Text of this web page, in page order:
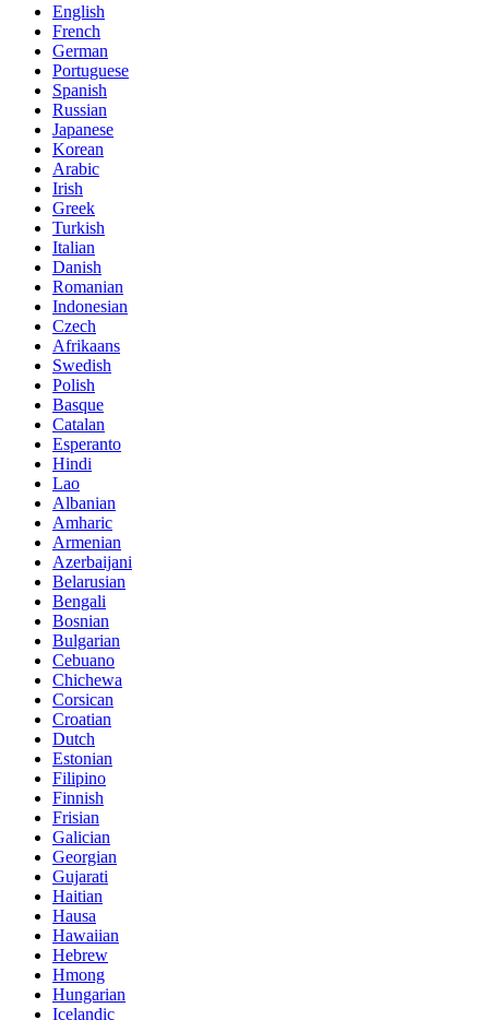
English
French
German
Portuguese
Spanish
Russian
Japanese
Korean
Arabic
Irish
Greek
Turkish
Italian
Danish
Romanian
Indonesian
Czech
Afrikaans
Swedish
Polish
Basque
Catalan
Esperanto
Hindi
Lao
Albanian
Amharic
Armenian
Azerbaijani
Belarusian
Bengali
Bosnian
Bulgarian
Cebuano
Chichewa
Corsican
Croatian
Dutch
Estonian
Filipino
Finnish
Frisian
Galician
Georgian
Gujarati
Haitian
Hausa
Hawaiian
Hebrew
Hmong
Hungarian
Icelandic